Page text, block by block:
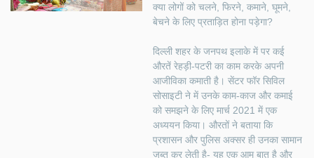
क्या लोगों को चलने, फिरने, कमाने, घूमने,
बेचने के लिए प्रताड़ित होना पड़ेगा?
दिल्ली शहर के जनपथ इलाके में पर कई
औरतें रेहड़ी-पटरी का काम करके अपनी
आजीविका कमाती है। सेंटर फॉर सिविल
सोसाइटी ने में उनके काम-काज और कमाई
को समझने के लिए मार्च 2021 में एक
अध्ययन किया। औरतों ने बताया कि
प्रशासन और पुलिस अक्सर ही उनका सामान
जब्त कर लेती है- यह एक आम बात है और